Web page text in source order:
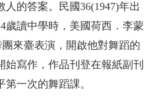
的答案。民國36(1947)年出
歲讀中學時，美國荷西．李蒙
團來臺表演，開啟他對舞蹈的
始寫作，作品刊登在報紙副刊
一次的舞蹈課。